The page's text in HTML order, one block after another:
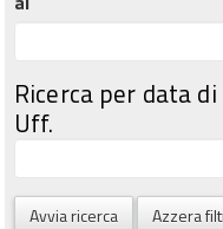
Ricerca per data
Uff.
Avvia ricerca Azzera